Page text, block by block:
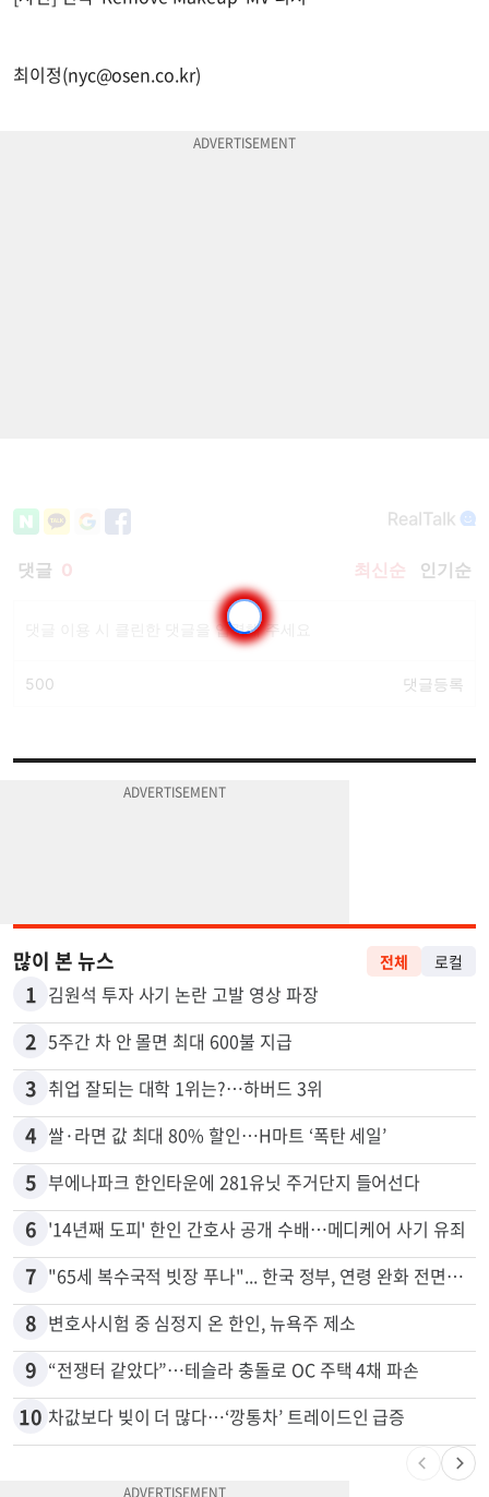
최이정(nyc@osen.co.kr)
많이 본 뉴스 전체 로컬
1 김원석 투자 사기 논란 고발 영상 파장
2 5주간 차 안 몰면 최대 600불 지급
3 취업 잘되는 대학 1위는?…하버드 3위
4 쌀·라면 값 최대 80% 할인…H마트 ‘폭탄 세일’
5 부에나파크 한인타운에 281유닛 주거단지 들어선다
6 '14년째 도피' 한인 간호사 공개 수배…메디케어 사기 유죄
7 "65세 복수국적 빗장 푸나"... 한국 정부, 연령 완화 전면 추진
8 변호사시험 중 심정지 온 한인, 뉴욕주 제소
9 “전쟁터 같았다”…테슬라 충돌로 OC 주택 4채 파손
10 차값보다 빚이 더 많다…‘깡통차’ 트레이드인 급증